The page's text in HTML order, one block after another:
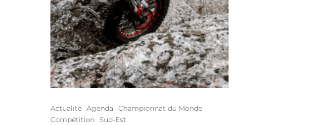
Actualité Agenda
Championnat du Monde
Compétition
Sud-Est